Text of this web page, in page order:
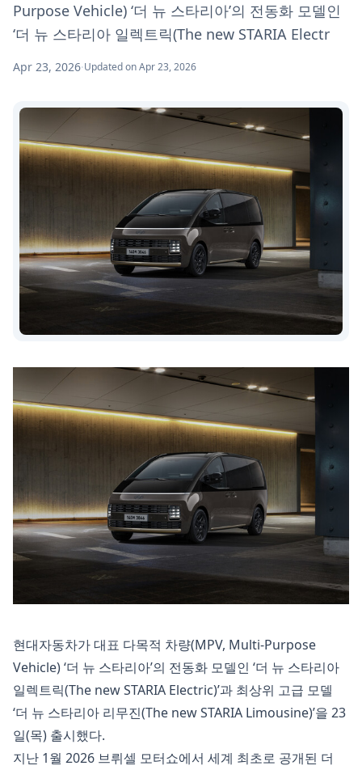
Purpose Vehicle) ‘더 뉴 스타리아’의 전동화 모델인
‘더 뉴 스타리아 일렉트릭(The new STARIA Electr
Apr 23, 2026·Updated on Apr 23, 2026
현대자동차가 대표 다목적 차량(MPV, Multi-Purpose
Vehicle) ‘더 뉴 스타리아’의 전동화 모델인 ‘더 뉴 스타리아
일렉트릭(The new STARIA Electric)’과 최상위 고급 모델
‘더 뉴 스타리아 리무진(The new STARIA Limousine)’을 23
일(목) 출시했다.
지난 1월 2026 브뤼셀 모터쇼에서 세계 최초로 공개된 더